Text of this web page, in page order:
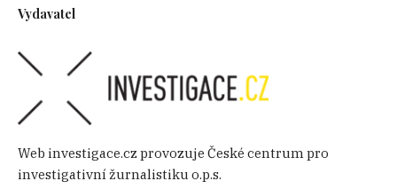
Vydavatel
Web investigace.cz provozuje České centrum pro
investigativní žurnalistiku o.p.s.